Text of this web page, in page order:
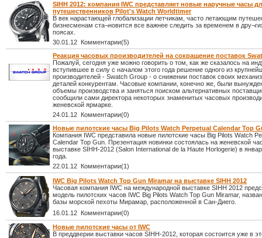
SIHH 2012: компания IWC представляет новые наручные часы
путешественников Pilot's Watch Worldtimer
В век нарастающей глобализации летчикам, часто летающим
бизнесменам ста¬новится все важнее следить за временем в
поясах.
30.01.12 Комментарии(5)
Реакция часовых производителей на сокращение поставок
Пожалуй, сегодня уже можно говорить о том, как же сказалось на
вступившее в силу с началом этого года решение одного из
производителей - Swatch Group - о снижении поставок своих
деталей конкурентам. Часовые компании, конечно же, были
объемы производства и заняться поиском альтернативных
сообщили сами директора некоторых знаменитых часовых
женевской ярмарке.
24.01.12 Комментарии(0)
Новые пилотские часы Big Pilots Watch Perpetual Calendar Top
Компания IWC представила новые пилотские часы Big Pilots Watch
Calendar Top Gun. Презентация новинки состоялась на женевской
выставке SIHH-2012 (Salon International de la Haute Horlogerie) в
года.
22.01.12 Комментарии(1)
IWC Big Pilots Watch Top Gun Miramar на выставке SIHH 2012
Часовая компания IWC на международной выставке SIHH 2012
модель пилотских часов IWC Big Pilots Watch Top Gun Miramar,
базы морской пехоты Мирамар, расположенной в Сан-Диего.
16.01.12 Комментарии(0)
Новые пилотские часы от IWC
В преддверии выставки часов SIHH-2012, которая состоится уже в